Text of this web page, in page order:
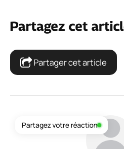
Partagez cet
Partager cet article
Partagez votre réaction